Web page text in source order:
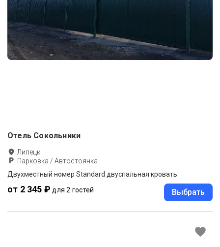
Отель Сокольники
Липецк
Парковка / Автостоянка
Двухместный номер Standard двуспальная кровать
от 2 345 ₽ для 2 гостей Выбрать